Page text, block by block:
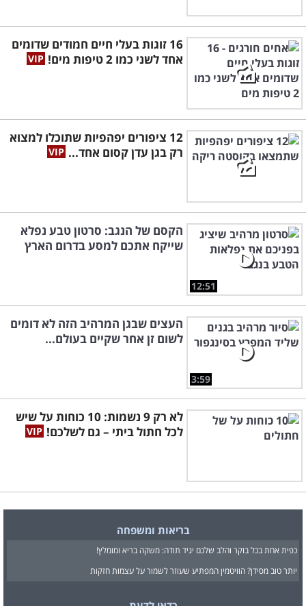
16 זוגות בעלי חיים חמודים שדומים
אחד לשני כמו 2 טיפות מים!
12 ציפורים יפהפיות שתוכלו למצוא
רק בגן עדן קסום אחד...
12:51
הקסם של הנגב: סרטון טבע נפלא
שייקח אתכם למסע בדרום הארץ
3:59
העצים שבגן המרהיב הזה לא דומים
לשום זן אחר שקיים בעולם...
לא רק 9 נשמות: 10 כוחות על שיש
לכל חתול ביתי – גם לשלכם!
בריאות ומשפחה
כפית אחת בכל בוקר והלב שלכם יגיד תודה: משקה בריא ומומלץ!
יותר טוב מסידן? הוויטמין המפתיע שעוזר לשמור על עצמות חזקות